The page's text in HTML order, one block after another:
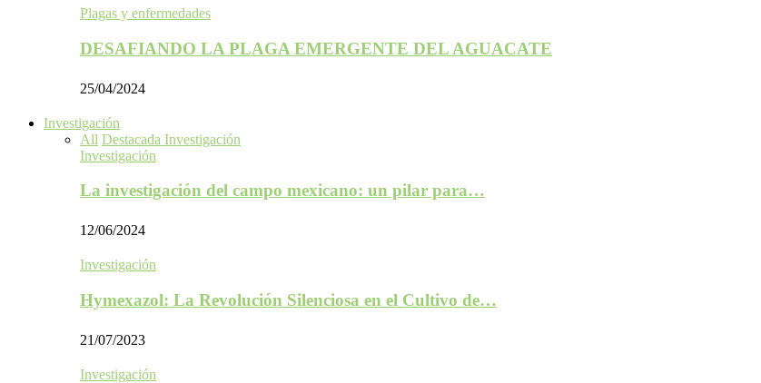
Plagas y enfermedades
DESAFIANDO LA PLAGA EMERGENTE DEL AGUACATE
25/04/2024
Investigación
All Destacada Investigación
Investigación
La investigación del campo mexicano: un pilar para…
12/06/2024
Investigación
Hymexazol: La Revolución Silenciosa en el Cultivo de…
21/07/2023
Investigación